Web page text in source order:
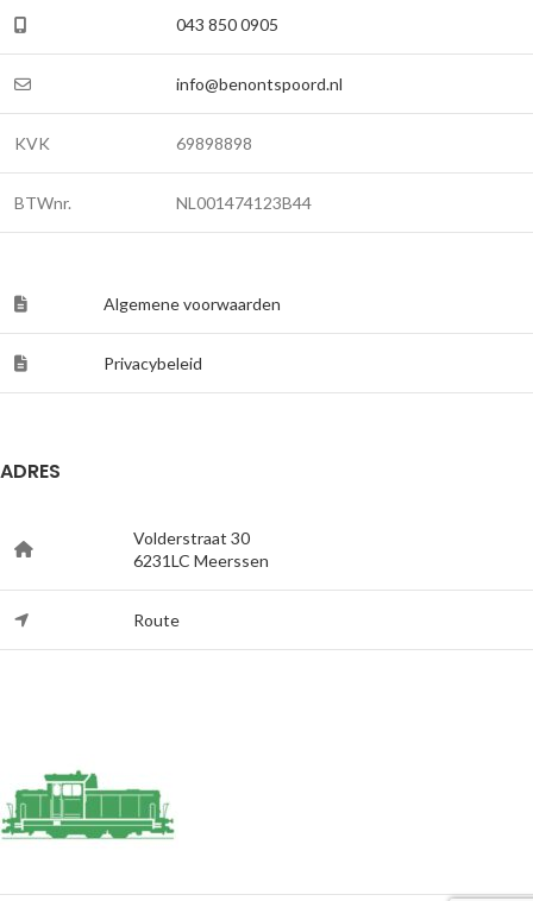
043 850 0905
info@benontspoord.nl
KVK 69898898
BTWnr. NL001474123B44
Algemene voorwaarden
Privacybeleid
ADRES
Volderstraat 30
6231LC Meerssen
Route